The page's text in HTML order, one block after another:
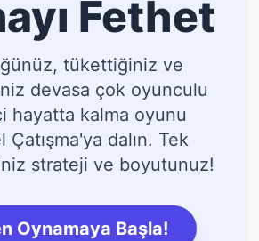
Fethet
tükettiğiniz ve
devasa çok oyunculu
hayatta kalma oyunu
Çatışma'ya dalın. Tek
strateji ve boyutunuz!
Oynamaya Başla!